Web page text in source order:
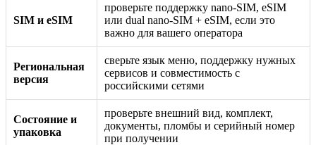
SIM и eSIM
проверьте поддержку nano-SIM, eSIM
или dual nano-SIM + eSIM, если это
важно для вашего оператора
Региональная
версия
сверьте язык меню, поддержку нужных
сервисов и совместимость с
российскими сетями
Состояние и
упаковка
проверьте внешний вид, комплект,
документы, пломбы и серийный номер
при получении